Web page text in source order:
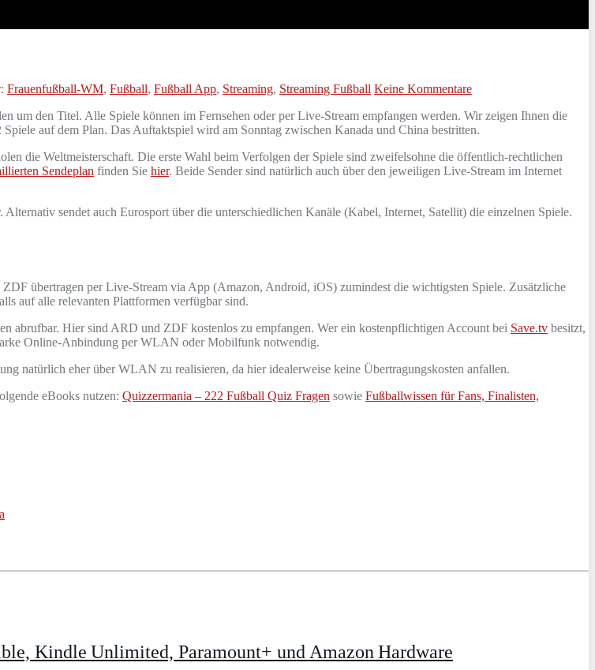
Frauenfußball-WM, Fußball, Fußball App, Streaming, Streaming Fußball Keine Kommentare
um den Titel. Alle Spiele können im Fernsehen oder per Live-Stream empfangen werden. Wir zeigen Ihnen die
auf dem Plan. Das Auftaktspiel wird am Sonntag zwischen Kanada und China bestritten.
die Weltmeisterschaft. Die erste Wahl beim Verfolgen der Spiele sind zweifelsohne die öffentlich-rechtlichen
Sendeplan finden Sie hier. Beide Sender sind natürlich auch über den jeweiligen Live-Stream im Internet
sendet auch Eurosport über die unterschiedlichen Kanäle (Kabel, Internet, Satellit) die einzelnen Spiele.
übertragen per Live-Stream via App (Amazon, Android, iOS) zumindest die wichtigsten Spiele. Zusätzliche
auf alle relevanten Plattformen verfügbar sind.
abrufbar. Hier sind ARD und ZDF kostenlos zu empfangen. Wer ein kostenpflichtigen Account bei Save.tv besitzt,
Online-Anbindung per WLAN oder Mobilfunk notwendig.
natürlich eher über WLAN zu realisieren, da hier idealerweise keine Übertragungskosten anfallen.
eBooks nutzen: Quizzermania – 222 Fußball Quiz Fragen sowie Fußballwissen für Fans, Finalisten,
Kindle Unlimited, Paramount+ und Amazon Hardware